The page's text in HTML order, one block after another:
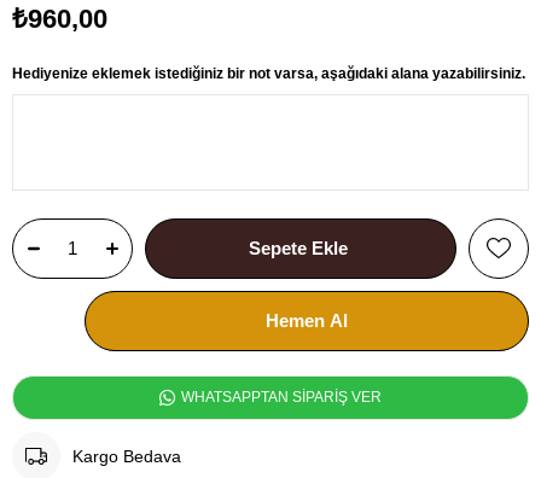
₺960,00
Hediyenize eklemek istediğiniz bir not varsa, aşağıdaki alana yazabilirsiniz.
WHATSAPPTAN SİPARİŞ VER
Kargo Bedava